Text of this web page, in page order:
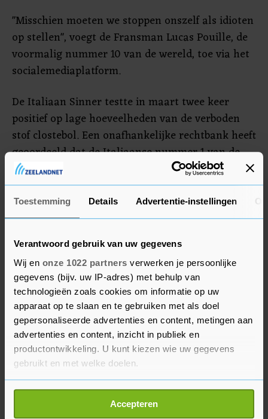
Toestemming Details Advertentie-instellingen
Verantwoord gebruik van uw gegevens
Wij en onze 1022 partners verwerken je persoonlijke
gegevens (bijv. uw IP-adres) met behulp van
technologieën zoals cookies om informatie op uw
apparaat op te slaan en te gebruiken met als doel
gepersonaliseerde advertenties en content, metingen aan
advertenties en content, inzicht in publiek en
productontwikkeling. U kunt kiezen wie uw gegevens
gebruikt en met welke doelen.
Als u het toestaat, willen we ook graag:
Informatie verzamelen over uw geografische
Accepteren
"Misschien moeten we stoppen onszelf als idioten
op stellen", voegt de Fransman Lucas Pouille, de
voormalig nummer 10 van de wereld, toe via het
socialemediaplatform.
De Italiaan Sinner testte in maart twee keer
positief op lage hoeveelheden van de verboden
stof clostebol. Een onafhankelijke rechtbank heeft
geoordeeld dat de Italiaanse nummer 1 van de
wereld "geen schuld of nalatigheid draagt",
waardoor een schorsing uitblijft.